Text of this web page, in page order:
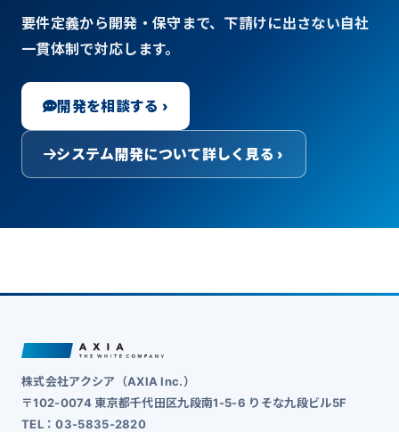
要件定義から開発・保守まで、下請けに出さない自社
一貫体制で対応します。
開発を相談する ›
システム開発について詳しく見る ›
株式会社アクシア（AXIA Inc.）
〒102-0074 東京都千代田区九段南1-5-6 りそな九段ビル5F
TEL：03-5835-2820